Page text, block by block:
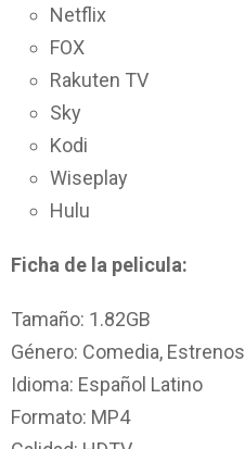
Netflix
FOX
Rakuten TV
Sky
Kodi
Wiseplay
Hulu
Ficha de la pelicula:
Tamaño: 1.82GB
Género: Comedia, Estrenos
Idioma: Español Latino
Formato: MP4